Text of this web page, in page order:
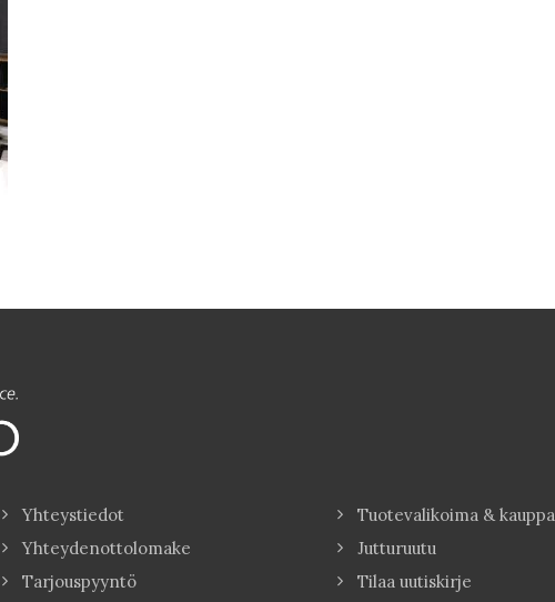
Yhteystiedot
Yhteydenottolomake
Tarjouspyyntö
Tuotevalikoima & kauppa
Jutturuutu
Tilaa uutiskirje